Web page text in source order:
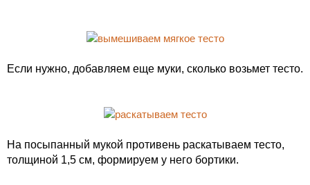
Если нужно, добавляем еще муки, сколько возьмет тесто.
На посыпанный мукой противень раскатываем тесто,
толщиной 1,5 см, формируем у него бортики.